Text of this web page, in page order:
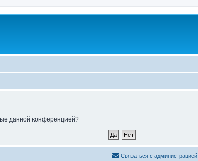
данной конференцией?
Связаться с администрацией